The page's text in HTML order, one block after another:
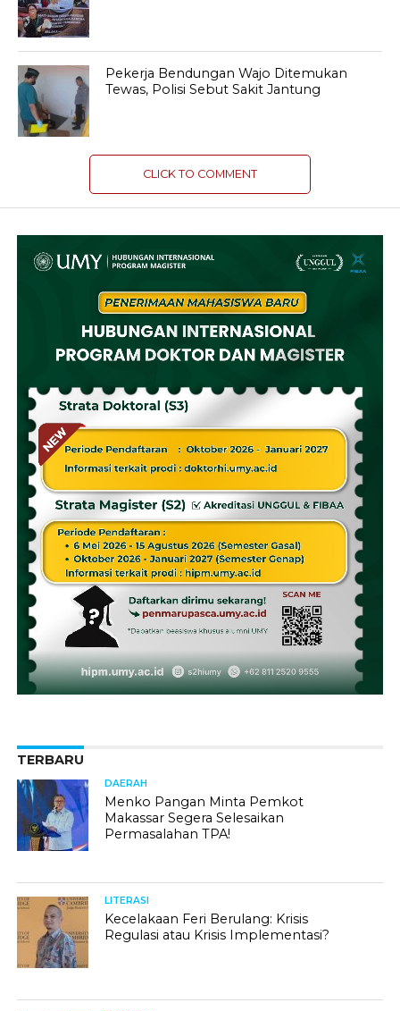
Pekerja Bendungan Wajo Ditemukan
Tewas, Polisi Sebut Sakit Jantung
CLICK TO COMMENT
TERBARU
DAERAH
Menko Pangan Minta Pemkot
Makassar Segera Selesaikan
Permasalahan TPA!
LITERASI
Kecelakaan Feri Berulang: Krisis
Regulasi atau Krisis Implementasi?